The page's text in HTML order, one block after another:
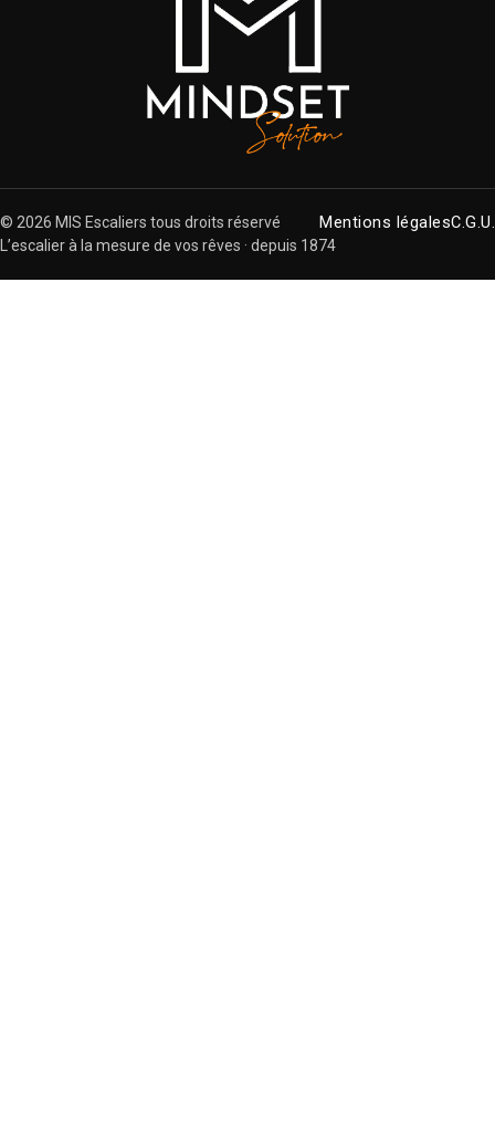
© 2026 MIS Escaliers tous droits réservé Mentions légalesC.G.U.
L’escalier à la mesure de vos rêves · depuis 1874